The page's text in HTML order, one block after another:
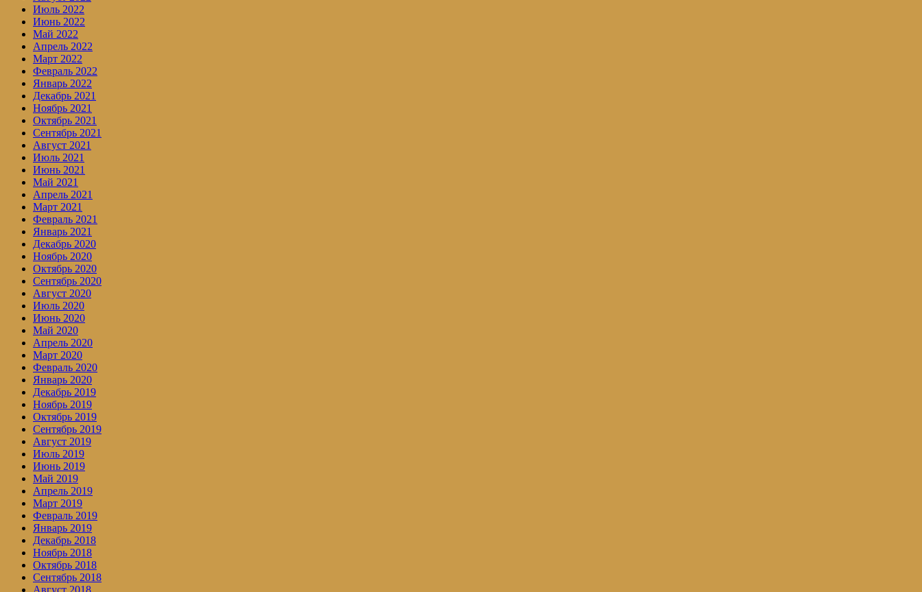
Июль 2022
Июнь 2022
Май 2022
Апрель 2022
Март 2022
Февраль 2022
Январь 2022
Декабрь 2021
Ноябрь 2021
Октябрь 2021
Сентябрь 2021
Август 2021
Июль 2021
Июнь 2021
Май 2021
Апрель 2021
Март 2021
Февраль 2021
Январь 2021
Декабрь 2020
Ноябрь 2020
Октябрь 2020
Сентябрь 2020
Август 2020
Июль 2020
Июнь 2020
Май 2020
Апрель 2020
Март 2020
Февраль 2020
Январь 2020
Декабрь 2019
Ноябрь 2019
Октябрь 2019
Сентябрь 2019
Август 2019
Июль 2019
Июнь 2019
Май 2019
Апрель 2019
Март 2019
Февраль 2019
Январь 2019
Декабрь 2018
Ноябрь 2018
Октябрь 2018
Сентябрь 2018